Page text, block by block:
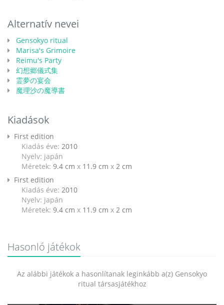
Alternatív nevei
Gensokyo ritual
Marisa's Grimoire
Reimu's Party
幻想郷儀式集
霊夢の宴会
魔理沙の魔導書
Kiadások
First edition
Kiadás éve: 2010
Nyelv: japán
Méretek: 9.4 cm x 11.9 cm x 2 cm
First edition
Kiadás éve: 2010
Nyelv: japán
Méretek: 9.4 cm x 11.9 cm x 2 cm
Hasonló játékok
Az alábbi játékok a hasonlítanak leginkább a(z) Gensokyo
ritual társasjátékhoz